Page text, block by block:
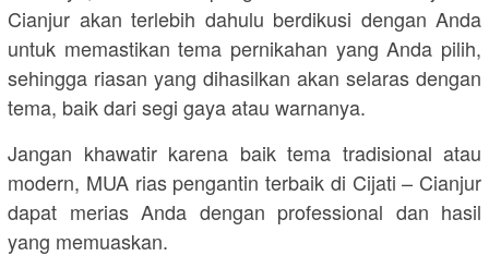
Cianjur akan terlebih dahulu berdikusi dengan Anda
untuk memastikan tema pernikahan yang Anda pilih,
sehingga riasan yang dihasilkan akan selaras dengan
tema, baik dari segi gaya atau warnanya.
Jangan khawatir karena baik tema tradisional atau
modern, MUA rias pengantin terbaik di Cijati – Cianjur
dapat merias Anda dengan professional dan hasil
yang memuaskan.